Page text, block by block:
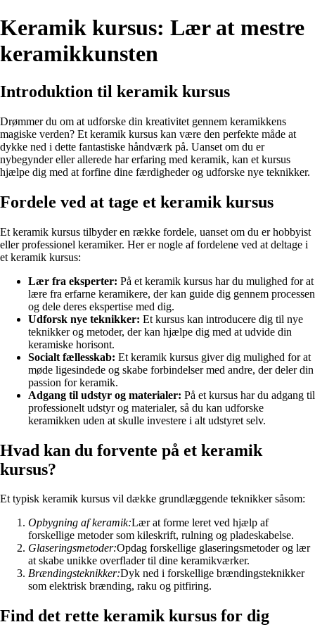
Keramik kursus: Lær at mestre
keramikkunsten
Introduktion til keramik kursus
Drømmer du om at udforske din kreativitet gennem keramikkens
magiske verden? Et keramik kursus kan være den perfekte måde at
dykke ned i dette fantastiske håndværk på. Uanset om du er
nybegynder eller allerede har erfaring med keramik, kan et kursus
hjælpe dig med at forfine dine færdigheder og udforske nye teknikker.
Fordele ved at tage et keramik kursus
Et keramik kursus tilbyder en række fordele, uanset om du er hobbyist
eller professionel keramiker. Her er nogle af fordelene ved at deltage i
et keramik kursus:
Lær fra eksperter: På et keramik kursus har du mulighed for at
lære fra erfarne keramikere, der kan guide dig gennem processen
og dele deres ekspertise med dig.
Udforsk nye teknikker: Et kursus kan introducere dig til nye
teknikker og metoder, der kan hjælpe dig med at udvide din
keramiske horisont.
Socialt fællesskab: Et keramik kursus giver dig mulighed for at
møde ligesindede og skabe forbindelser med andre, der deler din
passion for keramik.
Adgang til udstyr og materialer: På et kursus har du adgang til
professionelt udstyr og materialer, så du kan udforske
keramikken uden at skulle investere i alt udstyret selv.
Hvad kan du forvente på et keramik
kursus?
Et typisk keramik kursus vil dække grundlæggende teknikker såsom:
Opbygning af keramik:Lær at forme leret ved hjælp af
forskellige metoder som kileskrift, rulning og pladeskabelse.
Glaseringsmetoder:Opdag forskellige glaseringsmetoder og lær
at skabe unikke overflader til dine keramikværker.
Brændingsteknikker:Dyk ned i forskellige brændingsteknikker
som elektrisk brænding, raku og pitfiring.
Find det rette keramik kursus for dig